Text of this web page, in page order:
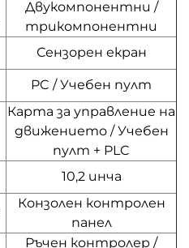
Двукомпонентни /
трикомпонентни
Сензорен екран
PC / Учебен пулт
Карта за управление на
движението / Учебен
пулт + PLC
10,2 инча
Конзолен контролен
панел
Ръчен контролер /